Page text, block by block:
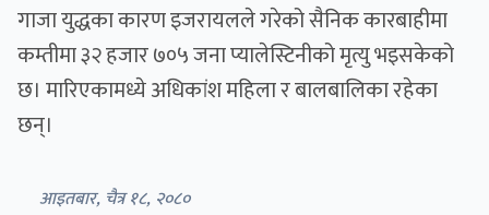
गाजा युद्धका कारण इजरायलले गरेको सैनिक कारबाहीमा
कम्तीमा ३२ हजार ७०५ जना प्यालेस्टिनीको मृत्यु भइसकेको
छ। मारिएकामध्ये अधिकांश महिला र बालबालिका रहेका
छन्।
आइतबार, चैत्र १८, २०८०